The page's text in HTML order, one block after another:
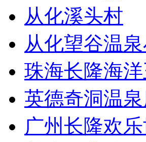
从化溪头村
从化望谷温
珠海长隆海洋
英德奇洞温
广州长隆欢